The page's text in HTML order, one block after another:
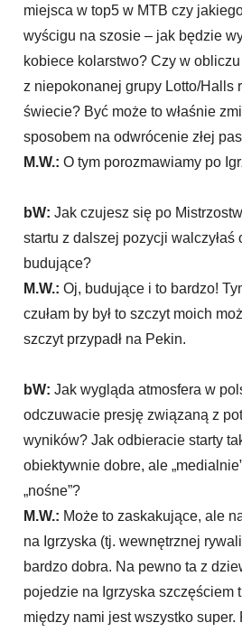
miejsca w top5 w MTB czy
wyścigu na szosie – jak będzie
kobiece kolarstwo? Czy w
z niepokonanej grupy Lotto/Halls
świecie? Być może to właśnie
sposobem na odwrócenie złej
M.W.: O tym porozmawiamy po
bW:Jak czujesz się po
startu z dalszej pozycji walczyłaś
budujące?
M.W.: Oj, budujące i to bardzo!
czułam by był to szczyt moich
szczyt przypadł na Pekin.
bW: Jak wygląda atmosfera w
odczuwacie presję związaną z
wyników? Jak odbieracie starty
obiektywnie dobre, ale
„nośne”?
M.W.: Może to zaskakujące, ale
na Igrzyska (tj. wewnętrznej
bardzo dobra. Na pewno ta z
pojedzie na Igrzyska szczęściem
między nami jest wszystko super.